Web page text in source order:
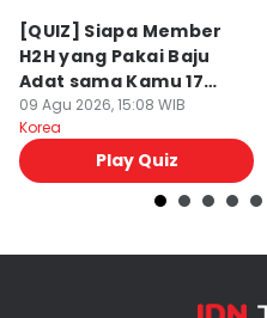
[QUIZ] Siapa Member
H2H yang Pakai Baju
Adat sama Kamu 17
Agustusan?
09 Agu 2026, 15:08 WIB
Korea
Play Quiz